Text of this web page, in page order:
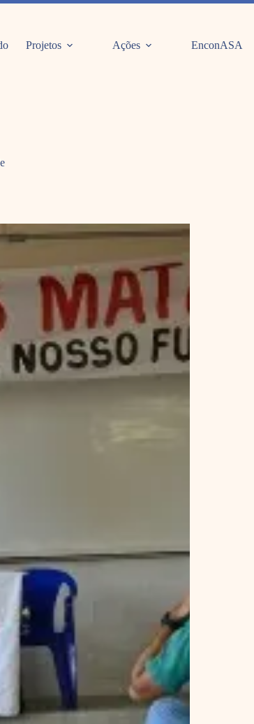
Projetos Ações EnconASA